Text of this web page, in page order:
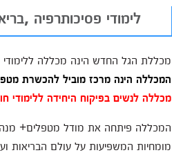
לימודי פסיכותרפיה
מכללת הגל החדש הינה מכללה ללימודי
המכללה הינה מרכז מוביל להכשרת
מכללה לנשים בפיקוח היחידה ללימודי
המכללה פיתחה את מודל מטפלים+
מומחיות המשפיעות על עולם הבריאות